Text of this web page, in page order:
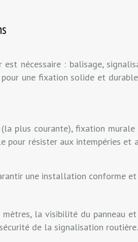
nécessaire : balisage,
une fixation solide et
plus courante), fixation
résister aux intempéries et
une installation conforme et
la visibilité du panneau
de la signalisation